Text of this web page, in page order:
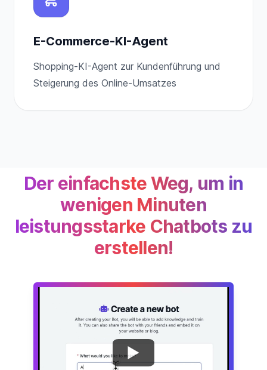
E-Commerce-KI-Agent
Shopping-KI-Agent zur Kundenführung und
Steigerung des Online-Umsatzes
Der einfachste Weg, um in
wenigen Minuten
leistungsstarke Chatbots zu
erstellen!